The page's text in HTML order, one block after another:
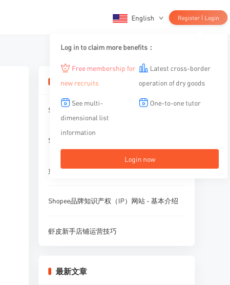
English Register | Login
Log in to claim more benefits：
Free membership for
new recruits
Latest cross-border
operation of dry goods
See multi-
dimensional list
information
One-to-one tutor
Login now
相关文章
Shopee退货地址在哪？怎么修改？
Shopee店铺不出单，建议做这件事
如何挽救下滑趋势的店铺流量
Shopee品牌知识产权（IP）网站 - 基本介绍
虾皮新手店铺运营技巧
最新文章